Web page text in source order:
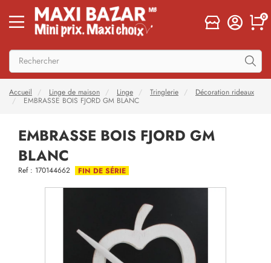
0
Accueil Linge de maison Linge Tringlerie
Décoration rideaux
EMBRASSE BOIS FJORD GM BLANC
EMBRASSE BOIS FJORD GM
BLANC
Ref : 170144662 FIN DE SÉRIE